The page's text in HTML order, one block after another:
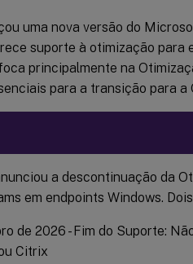
uma nova versão do
suporte à otimização para
principalmente na
para a transição para
a descontinuação da
em endpoints Windows.
de 2026 - Fim do Suporte:
Citrix